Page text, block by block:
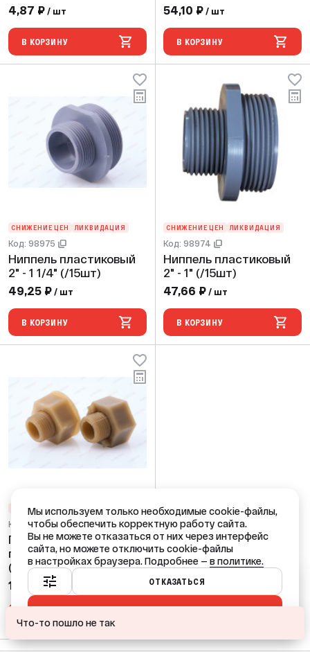
4,87 ₽ / шт
В КОРЗИНУ
54,10 ₽ / шт
В КОРЗИНУ
СНИЖЕНИЕ ЦЕН ЛИКВИДАЦИЯ
Код: 98975
Ниппель пластиковый
2" - 1 1/4" (/15шт)
49,25 ₽ / шт
В КОРЗИНУ
СНИЖЕНИЕ ЦЕН ЛИКВИДАЦИЯ
Код: 98974
Ниппель пластиковый
2" - 1" (/15шт)
47,66 ₽ / шт
В КОРЗИНУ
СНИЖЕНИЕ ЦЕН ЛИКВИДАЦИЯ
Код: 55785
Полусгон с накидной
гайкой 1/2"х3/4 пара
(пластик) только Крым
165,00 ₽
Ваш город — Краснодар?
Мы используем только необходимые cookie-файлы,
чтобы обеспечить корректную работу сайта.
Вы не можете отказаться от них через интерфейс
сайта, но можете отключить cookie-файлы
в настройках браузера. Подробнее — в политике.
ОТКАЗАТЬСЯ
ПРИНЯТЬ ВСЕ
Что-то пошло не так